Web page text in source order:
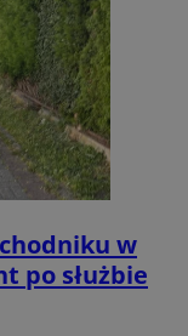
w
po służbie